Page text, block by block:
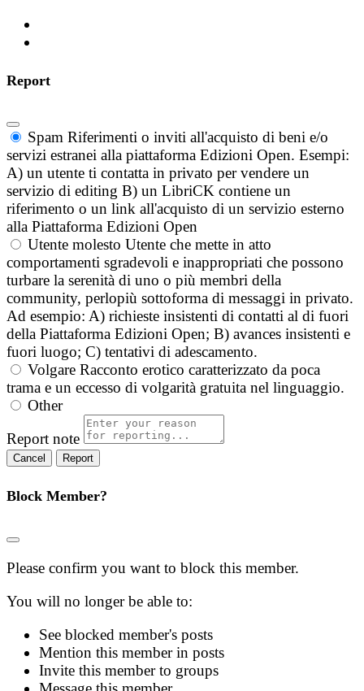
Report
Spam Riferimenti o inviti all'acquisto di beni e/o
servizi estranei alla piattaforma Edizioni Open. Esempi:
A) un utente ti contatta in privato per vendere un
servizio di editing B) un LibriCK contiene un
riferimento o un link all'acquisto di un servizio esterno
alla Piattaforma Edizioni Open
Utente molesto Utente che mette in atto
comportamenti sgradevoli e inappropriati che possono
turbare la serenità di uno o più membri della
community, perlopiù sottoforma di messaggi in privato.
Ad esempio: A) richieste insistenti di contatti al di fuori
della Piattaforma Edizioni Open; B) avances insistenti e
fuori luogo; C) tentativi di adescamento.
Volgare Racconto erotico caratterizzato da poca
trama e un eccesso di volgarità gratuita nel linguaggio.
Other
Report note
Report
Block Member?
Please confirm you want to block this member.
You will no longer be able to:
See blocked member's posts
Mention this member in posts
Invite this member to groups